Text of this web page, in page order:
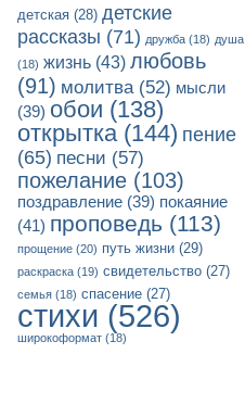
детская (28) детские
рассказы (71) дружба (18) душа
(18) жизнь (43) любовь
(91) молитва(52) мысли
(39) обои (138)
открытка(144) пение
(65) песни (57)
пожелание (103)
поздравление (39) покаяние
(41) проповедь (113)
прощение (20) путь жизни (29)
раскраска (19) свидетельство (27)
семья (18) спасение (27)
стихи (526)
широкоформат (18)